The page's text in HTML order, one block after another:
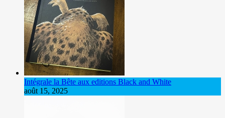
Intégrale la Bête aux editions Black and White
août 15, 2025